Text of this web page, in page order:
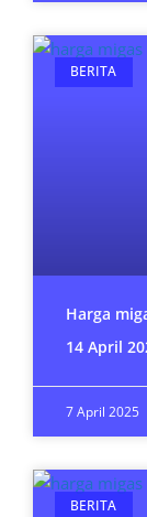
BERITA
Harga
14 April
7 April 2025
BERITA